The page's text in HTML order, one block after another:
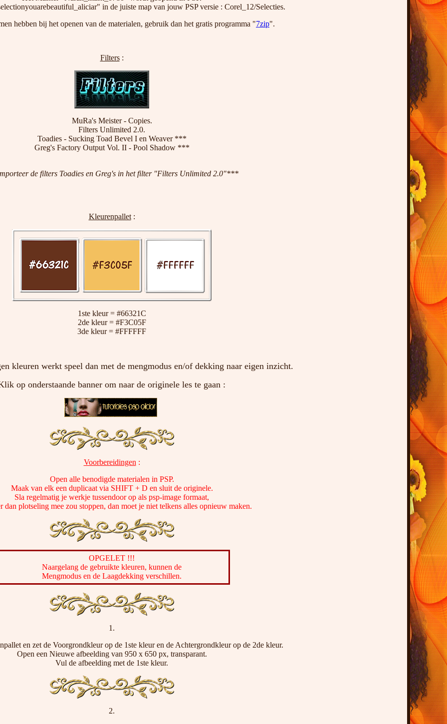
in de juiste map van jouw PSP versie : Corel_12/Selecties.
hebben bij het openen van de materialen, gebruik dan het gratis programma "7zip".
Filters:
MuRa's Meister - Copies.
Filters Unlimited 2.0.
Toadies - Sucking Toad Bevel I en Weaver ***
Greg's Factory Output Vol. II - Pool Shadow ***
de filters Toadies en Greg's in het filter "Filters Unlimited 2.0"***
Kleurenpallet:
1ste kleur = #66321C
2de kleur = #F3C05F
3de kleur = #FFFFFF
kleuren werkt speel dan met de mengmodus en/of dekking naar eigen inzicht.
op onderstaande banner om naar de originele les te gaan :
Voorbereidingen :
Open alle benodigde materialen in PSP.
Maak van elk een duplicaat via SHIFT + D en sluit de originele.
Sla regelmatig je werkje tussendoor op als psp-image formaat,
dan plotseling mee zou stoppen, dan moet je niet telkens alles opnieuw maken.
OPGELET !!!
Naargelang de gebruikte kleuren, kunnen de
Mengmodus en de Laagdekking verschillen.
1.
en zet de Voorgrondkleur op de 1ste kleur en de Achtergrondkleur op de 2de kleur.
Open een Nieuwe afbeelding van 950 x 650 px, transparant.
Vul de afbeelding met de 1ste kleur.
2.